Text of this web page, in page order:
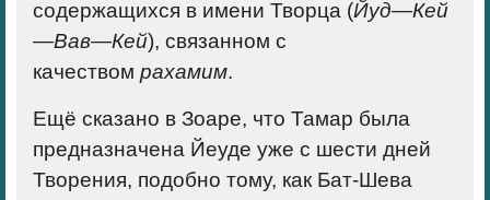
содержащихся в имени Творца (Йуд—Кей
—Вав—Кей), связанном с
качеством рахамим.
Ещё сказано в Зоаре, что Тамар была
предназначена Йеуде уже с шести дней
Творения, подобно тому, как Бат-Шева